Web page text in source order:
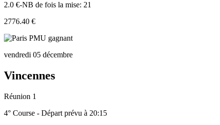
2.0 €-NB de fois la mise: 21
2776.40 €
vendredi 05 décembre
Vincennes
Réunion 1
4° Course - Départ prévu à 20:15